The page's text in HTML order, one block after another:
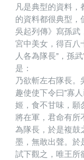
凡是典型的資料
的資料都很典型，
吳起列傳》寫孫武
宮中美女，得百八
人各為隊長”，孫
是：
乃欲斬左右隊長。
趣使使下令曰”寡
姬，食不甘味，願
將在軍，君命有所
為隊長，於是複鼓
墨，無敢出聲。於
試下觀之，唯王所